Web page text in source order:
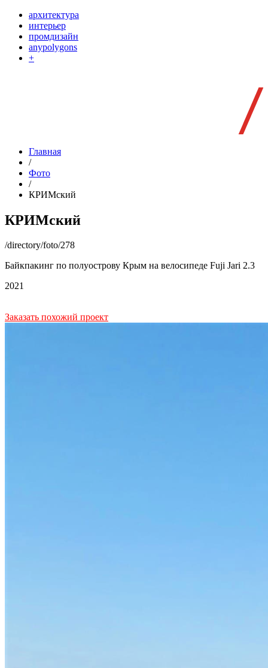
архитектура
интерьер
промдизайн
anypolygons
+
Главная
/
Фото
/
КРИМский
КРИМский
/directory/foto/278
Байкпакинг по полуострову Крым на велосипеде Fuji Jari 2.3
2021
Заказать похожий проект